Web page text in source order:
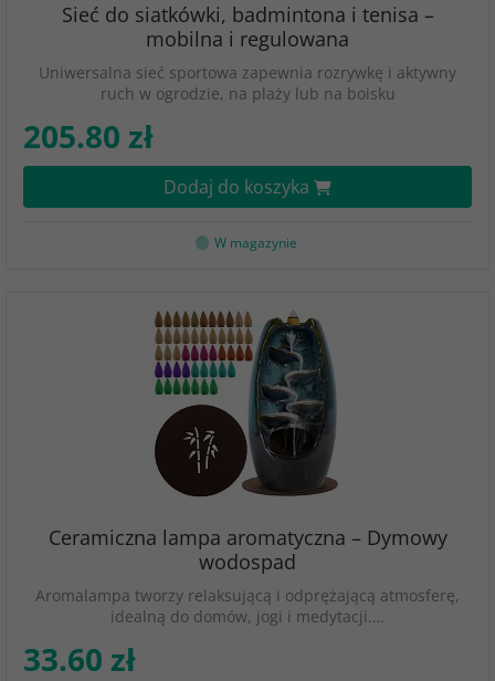
Sieć do siatkówki, badmintona i tenisa –
mobilna i regulowana
Uniwersalna sieć sportowa zapewnia rozrywkę i aktywny
ruch w ogrodzie, na plaży lub na boisku
205.80 zł
Dodaj do koszyka
W magazynie
Ceramiczna lampa aromatyczna – Dymowy
wodospad
Aromalampa tworzy relaksującą i odprężającą atmosferę,
idealną do domów, jogi i medytacji.…
33.60 zł